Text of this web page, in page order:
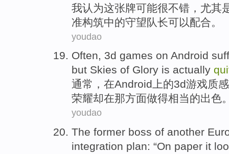
我认为这张牌可能很不错 ， 尤其
准构筑中的守望队长可以配合。
youdao
Often, 3d games on Android
but Skies of Glory is actually
通常 ， 在Android上的3d游戏质感
荣耀却在那方面做得相当的出色
youdao
The former boss of another
integration plan: “On paper it